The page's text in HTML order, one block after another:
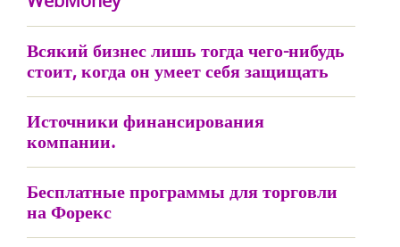
Всякий бизнес лишь тогда чего-нибудь
стоит, когда он умеет себя защищать
Источники финансирования
компании.
Бесплатные программы для торговли
на Форекс